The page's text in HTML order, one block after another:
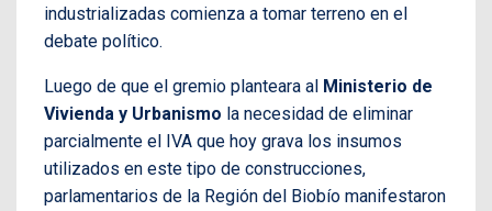
industrializadas comienza a tomar terreno en el
debate político.
Luego de que el gremio planteara al Ministerio de
Vivienda y Urbanismo la necesidad de eliminar
parcialmente el IVA que hoy grava los insumos
utilizados en este tipo de construcciones,
parlamentarios de la Región del Biobío manifestaron